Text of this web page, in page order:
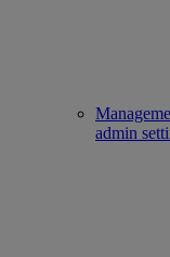
admin